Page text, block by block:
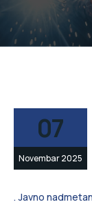
07
Novembar 2025
Javno